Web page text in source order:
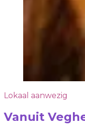
Lokaal aanwezig
Vanuit